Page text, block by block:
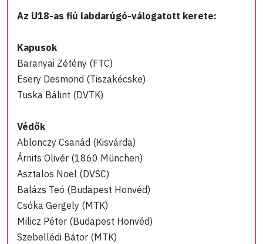
Az U18-as fiú labdarúgó-válogatott kerete:
Kapusok
Baranyai Zétény (FTC)
Esery Desmond (Tiszakécske)
Tuska Bálint (DVTK)
Védők
Ablonczy Csanád (Kisvárda)
Árnits Olivér (1860 München)
Asztalos Noel (DVSC)
Balázs Teó (Budapest Honvéd)
Csóka Gergely (MTK)
Milicz Péter (Budapest Honvéd)
Szebellédi Bátor (MTK)